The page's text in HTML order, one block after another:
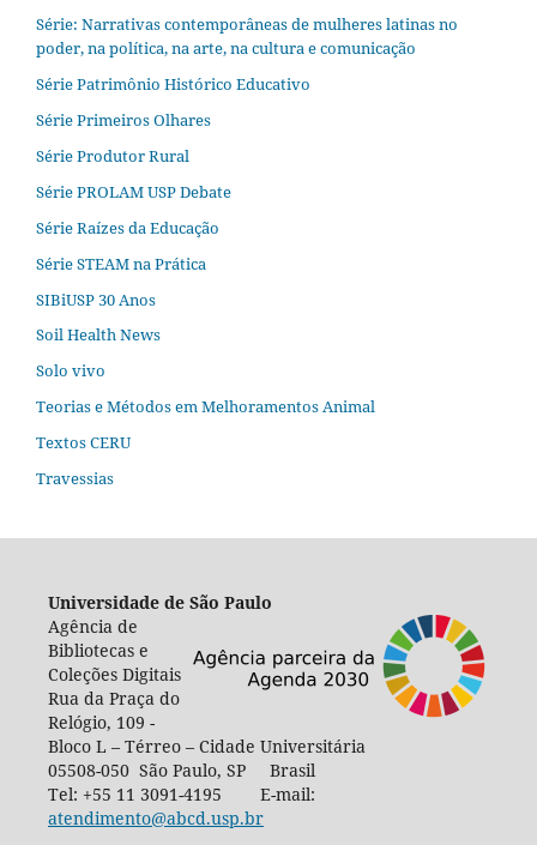
Série: Narrativas contemporâneas de mulheres latinas no
poder, na política, na arte, na cultura e comunicação
Série Patrimônio Histórico Educativo
Série Primeiros Olhares
Série Produtor Rural
Série PROLAM USP Debate
Série Raízes da Educação
Série STEAM na Prática
SIBiUSP 30 Anos
Soil Health News
Solo vivo
Teorias e Métodos em Melhoramentos Animal
Textos CERU
Travessias
Universidade de São Paulo
Agência de
Bibliotecas e
Coleções Digitais
Rua da Praça do
Relógio, 109 -
Bloco L – Térreo – Cidade Universitária
05508-050 São Paulo, SP Brasil
Tel: +55 11 3091-4195 E-mail:
atendimento@abcd.usp.br